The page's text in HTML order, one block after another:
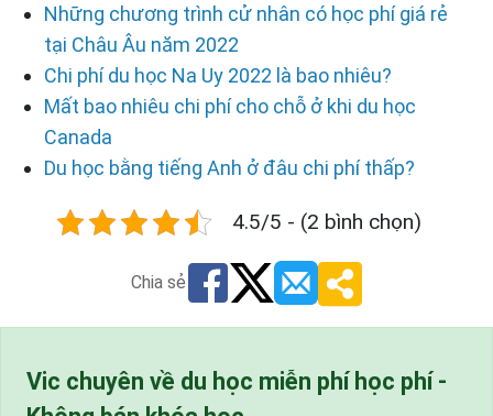
Những chương trình cử nhân có học phí giá rẻ
tại Châu Âu năm 2022
Chi phí du học Na Uy 2022 là bao nhiêu?
Mất bao nhiêu chi phí cho chỗ ở khi du học
Canada
Du học bằng tiếng Anh ở đâu chi phí thấp?
4.5/5 - (2 bình chọn)
Chia sẻ
Vic chuyên về du học miễn phí học phí -